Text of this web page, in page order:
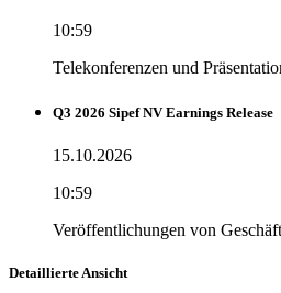
10:59
Telekonferenzen und
Q3 2026 Sipef NV Earnings Release
15.10.2026
10:59
Veröffentlichungen von
Detaillierte Ansicht